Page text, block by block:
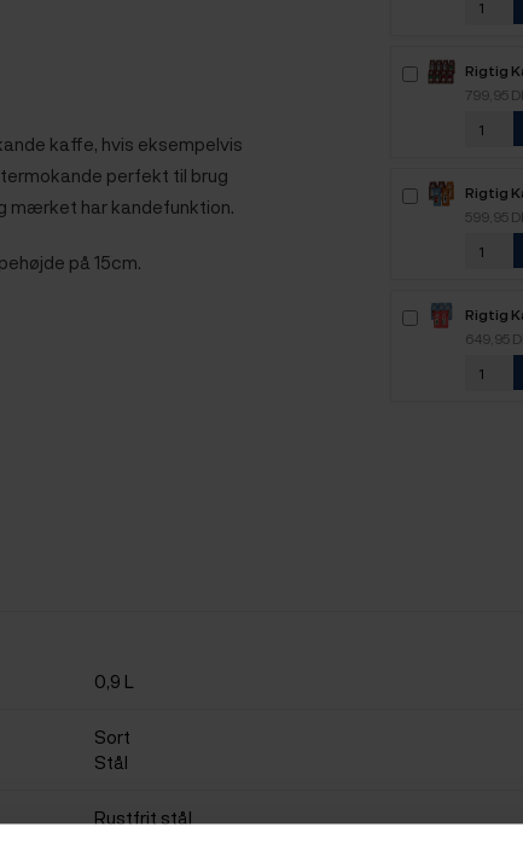
kaffe, hvis eksempelvis
perfekt til brug
mærket har kandefunktion.
på 15cm.
Rigtig
799,95
Rigtig
2,1kg
599,95
Rigtig
2,5kg
649,95
0,9 L
Sort
Stål
Rustfrit stål